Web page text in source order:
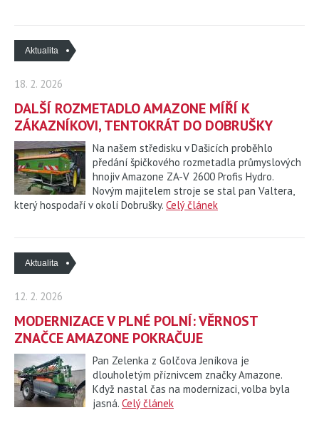
Aktualita
18. 2. 2026
DALŠÍ ROZMETADLO AMAZONE MÍŘÍ K
ZÁKAZNÍKOVI, TENTOKRÁT DO DOBRUŠKY
Na našem středisku v Dašicích proběhlo
předání špičkového rozmetadla průmyslových
hnojiv Amazone ZA-V 2600 Profis Hydro.
Novým majitelem stroje se stal pan Valtera,
který hospodaří v okolí Dobrušky. Celý článek
Aktualita
12. 2. 2026
MODERNIZACE V PLNÉ POLNÍ: VĚRNOST
ZNAČCE AMAZONE POKRAČUJE
Pan Zelenka z Golčova Jeníkova je
dlouholetým příznivcem značky Amazone.
Když nastal čas na modernizaci, volba byla
jasná. Celý článek